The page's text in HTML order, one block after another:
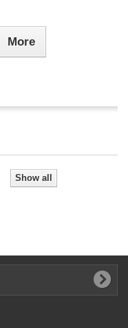
More
Show all